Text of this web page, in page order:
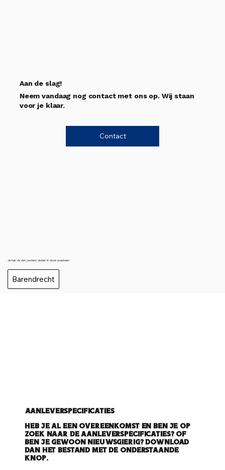
Je kan de abri posters vinden in deze plaatsen:
Barendrecht
Aan de slag!
Neem vandaag nog contact met ons op. Wij staan
voor je klaar.
Contact
Aanleverspecificaties
Heb je al een overeenkomst en ben je op
zoek naar de aanleverspecificaties? Of
ben je gewoon nieuwsgierig? Download
dan het bestand met de onderstaande
knop.